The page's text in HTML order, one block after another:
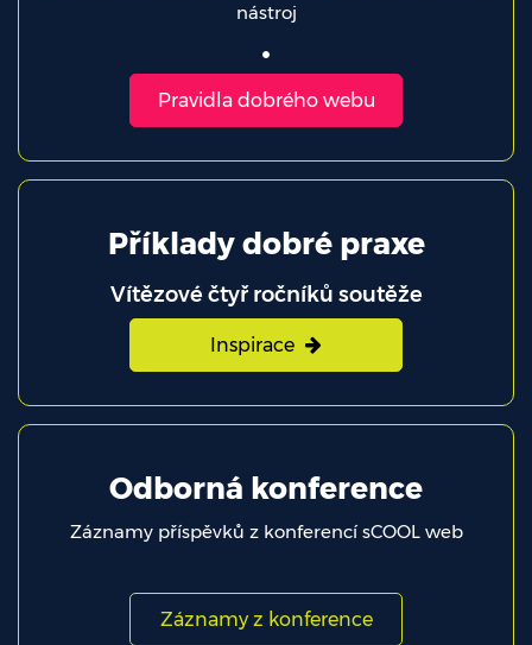
nástroj
Pravidla dobrého webu
Příklady dobré praxe
Vítězové čtyř ročníků soutěže
Inspirace
Odborná konference
Záznamy příspěvků z konferencí sCOOL web
Záznamy z konference